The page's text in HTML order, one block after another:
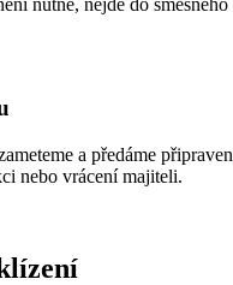
nutné, nejde do směsného
a předáme
nebo vrácení majiteli.